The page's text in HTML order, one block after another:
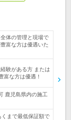
体の管理と現場で
富な方は優遇いた
験がある方 または
な方は優遇！
鹿児島県内の施工
まで最低保証額で